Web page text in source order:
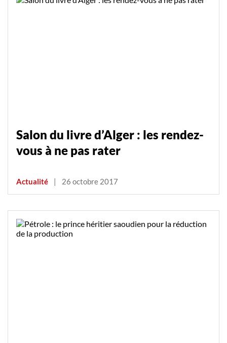
Salon du livre d’Alger : les rendez-
vous à ne pas rater
Actualité | 26 octobre 2017